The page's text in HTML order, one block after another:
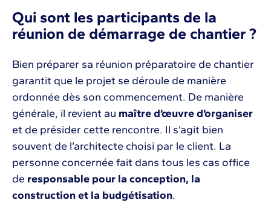
Qui sont les participants de la
réunion de démarrage de chantier ?
Bien préparer sa réunion préparatoire de chantier
garantit que le projet se déroule de manière
ordonnée dès son commencement. De manière
générale, il revient au maître d’œuvre d’organiser
et de présider cette rencontre. Il s’agit bien
souvent de l’architecte choisi par le client. La
personne concernée fait dans tous les cas office
de responsable pour la conception, la
construction et la budgétisation.